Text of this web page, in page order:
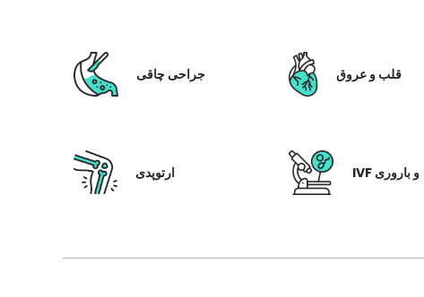
جراحی چاقی قلب و عروق
ارتوپدی IVF و باروری